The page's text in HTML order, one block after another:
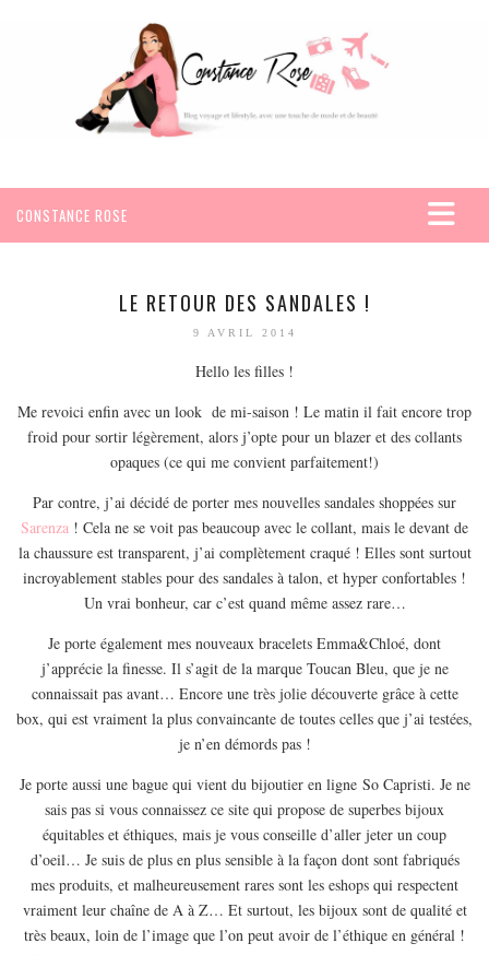
CONSTANCE ROSE
AMÉRIQUE
MEXIQUE
EUROPE
ESPAGNE
FRANCE
GRÈCE
HONGRIE
ITALIE
PAYS BAS
RÉPUBLIQUE TCHÈQUE
OCÉANIE
AUSTRALIE
ARTICLES PRATIQUES
YOGA
MON PROGRAMME DE YOGA EN LIGNE
AUTRES CATÉGORIES
LE RETOUR DES SANDALES !
9 AVRIL 2014
Hello les filles !
Me revoici enfin avec un look de mi-saison ! Le matin il fait encore trop
froid pour sortir légèrement, alors j’opte pour un blazer et des collants
opaques (ce qui me convient parfaitement!)
Par contre, j’ai décidé de porter mes nouvelles sandales shoppées sur
Sarenza ! Cela ne se voit pas beaucoup avec le collant, mais le devant de
la chaussure est transparent, j’ai complètement craqué ! Elles sont surtout
incroyablement stables pour des sandales à talon, et hyper confortables !
Un vrai bonheur, car c’est quand même assez rare…
Je porte également mes nouveaux bracelets Emma&Chloé, dont
j’apprécie la finesse. Il s’agit de la marque Toucan Bleu, que je ne
connaissait pas avant… Encore une très jolie découverte grâce à cette
box, qui est vraiment la plus convaincante de toutes celles que j’ai testées,
je n’en démords pas !
Je porte aussi une bague qui vient du bijoutier en ligne So Capristi. Je ne
sais pas si vous connaissez ce site qui propose de superbes bijoux
équitables et éthiques, mais je vous conseille d’aller jeter un coup
d’oeil… Je suis de plus en plus sensible à la façon dont sont fabriqués
mes produits, et malheureusement rares sont les eshops qui respectent
vraiment leur chaîne de A à Z… Et surtout, les bijoux sont de qualité et
très beaux, loin de l’image que l’on peut avoir de l’éthique en général !